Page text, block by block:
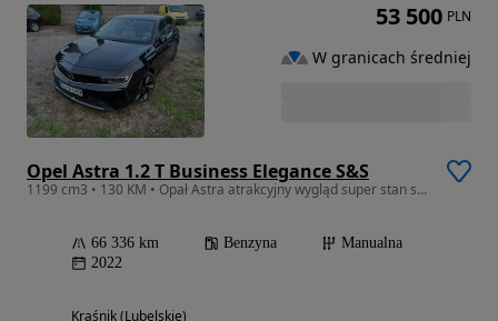
Opel Astra 1.2 T Business Elegance S&S
1199 cm3 • 130 KM • Opał Astra atrakcyjny wygląd super stan serwisowany
66 336 km Benzyna
Manualna
2022
Kraśnik (Lubelskie)
53 500 PLN
W granicach średniej